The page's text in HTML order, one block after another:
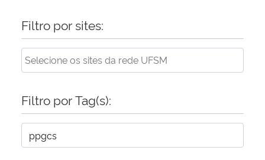
Filtro por sites:
Filtro por Tag(s):